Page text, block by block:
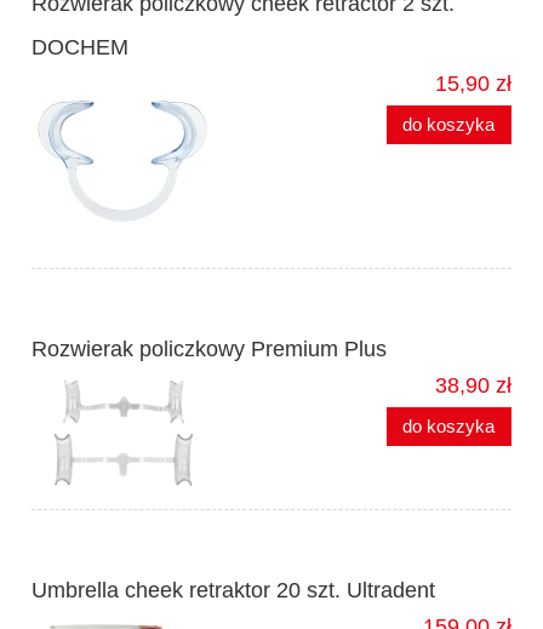
DOCHEM
15,90 zł
do koszyka
Rozwierak policzkowy Premium Plus
38,90 zł
do koszyka
Umbrella cheek retraktor 20 szt. Ultradent